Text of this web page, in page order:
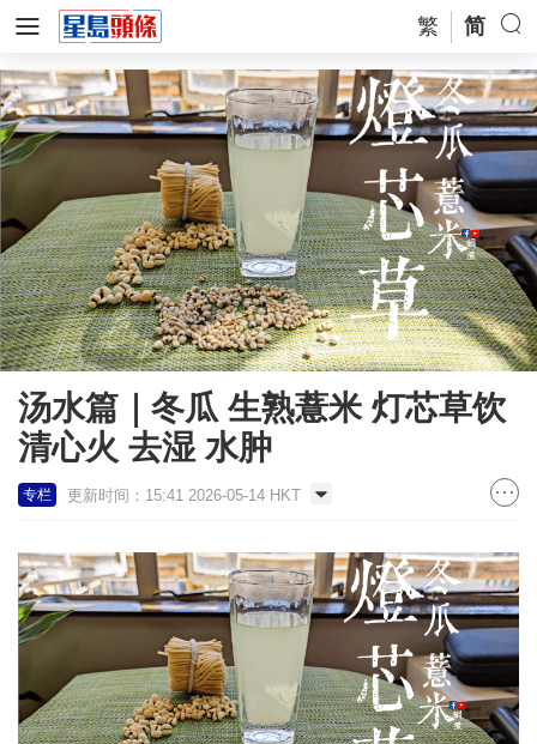
繁 简
汤水篇｜冬瓜 生熟薏米 灯芯草饮
清心火 去湿 水肿
专栏 更新时间：15:41 2026-05-14 HKT